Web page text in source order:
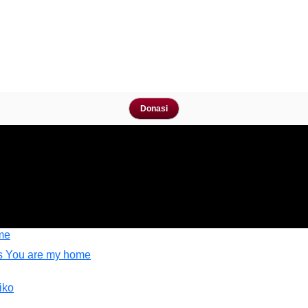
Donasi
You are my home